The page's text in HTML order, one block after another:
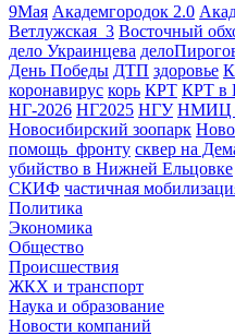
9Мая Академгородок 2.0
Ветлужская_3 Восточный
дело Украинцева
День Победы ДТП здоровье
коронавирус корь КРТ КРТ
НГ-2026 НГ2025 НГУ НМИЦ
Новосибирский зоопарк
помощь_фронту сквер на
убийство в Нижней Ельцовке
СКИФ частичная
Политика
Экономика
Общество
Происшествия
ЖКХ и транспорт
Наука и образование
Новости компаний